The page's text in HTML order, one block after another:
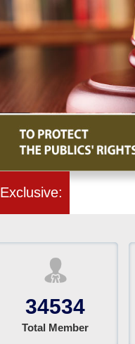
Exclusive:
34534
Total Member